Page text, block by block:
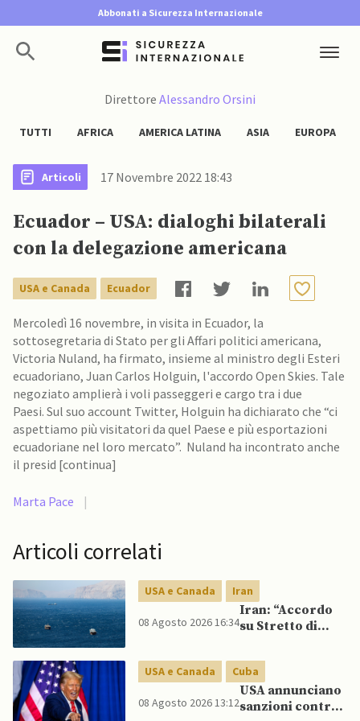
Abbonati a Sicurezza Internazionale
Direttore Alessandro Orsini
TUTTI AFRICA AMERICA LATINA ASIA EUROPA
Articoli 17 Novembre 2022 18:43
Ecuador – USA: dialoghi bilaterali
con la delegazione americana
USA e Canada Ecuador
Mercoledì 16 novembre, in visita in Ecuador, la
sottosegretaria di Stato per gli Affari politici americana,
Victoria Nuland, ha firmato, insieme al ministro degli Esteri
ecuadoriano, Juan Carlos Holguin, l'accordo Open Skies. Tale
negoziato amplierà i voli passeggeri e cargo tra i due
Paesi. Sul suo account Twitter, Holguin ha dichiarato che “ci
aspettiamo più visitatori da quel Paese e più esportazioni
ecuadoriane nel loro mercato”. Nuland ha incontrato anche
il presid [continua]
Marta Pace |
Articoli correlati
USA e Canada Iran
08 Agosto 2026 16:34
Iran: “Accordo
su Stretto di
ma non aprirà il
canale”
USA e Canada Cuba
08 Agosto 2026 13:12
USA annunciano
sanzioni contro